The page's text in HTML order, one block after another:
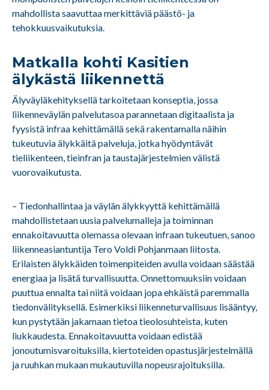
mahdollista saavuttaa merkittäviä päästö- ja
tehokkuusvaikutuksia.
Matkalla kohti Kasitien
älykästä liikennettä
Älyväyläkehityksellä tarkoitetaan konseptia, jossa
liikenneväylän palvelutasoa parannetaan digitaalista ja
fyysistä infraa kehittämällä sekä rakentamalla näihin
tukeutuvia älykkäitä palveluja, jotka hyödyntävät
tieliikenteen, tieinfran ja taustajärjestelmien välistä
vuorovaikutusta.
– Tiedonhallintaa ja väylän älykkyyttä kehittämällä
mahdollistetaan uusia palvelumalleja ja toiminnan
ennakoitavuutta olemassa olevaan infraan tukeutuen, sanoo
liikenneasiantuntija Tero Voldi Pohjanmaan liitosta.
Erilaisten älykkäiden toimenpiteiden avulla voidaan säästää
energiaa ja lisätä turvallisuutta. Onnettomuuksiin voidaan
puuttua ennalta tai niitä voidaan jopa ehkäistä paremmalla
tiedonvälityksellä. Esimerkiksi liikenneturvallisuus lisääntyy,
kun pystytään jakamaan tietoa tieolosuhteista, kuten
liukkaudesta. Ennakoitavuutta voidaan edistää
jonoutumisvaroituksilla, kiertoteiden opastusjärjestelmällä
ja ruuhkan mukaan mukautuvilla nopeusrajoituksilla.